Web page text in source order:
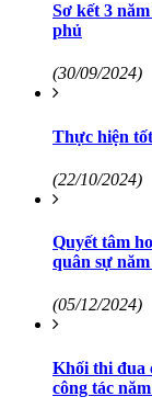
Sơ kết 3
phủ
(30/09/2024)
Thực hiện
(22/10/2024)
Quyết tâm
quân sự năm
(05/12/2024)
Khối thi đua
công tác